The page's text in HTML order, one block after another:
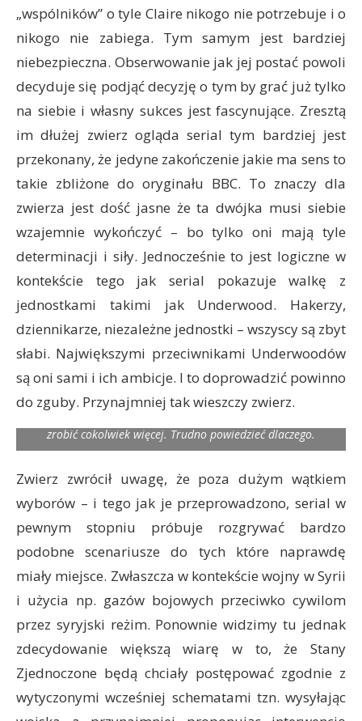
„wspólników” o tyle Claire nikogo nie potrzebuje i o
nikogo nie zabiega. Tym samym jest bardziej
niebezpieczna. Obserwowanie jak jej postać powoli
decyduje się podjąć decyzję o tym by grać już tylko
na siebie i własny sukces jest fascynujące. Zresztą
im dłużej zwierz ogląda serial tym bardziej jest
przekonany, że jedyne zakończenie jakie ma sens to
takie zbliżone do oryginału BBC. To znaczy dla
zwierza jest dość jasne że ta dwójka musi siebie
wzajemnie wykończyć – bo tylko oni mają tyle
determinacji i siły. Jednocześnie to jest logiczne w
kontekście tego jak serial pokazuje walkę z
jednostkami takimi jak Underwood. Hakerzy,
dziennikarze, niezależne jednostki – wszyscy są zbyt
słabi. Największymi przeciwnikami Underwoodów
są oni sami i ich ambicje. I to doprowadzić powinno
do zguby. Przynajmniej tak wieszczy zwierz.
W piątym sezonie znów pojawił się wątek seksualności Franka
Underwooda. Ale zwierz powie szczerze był zawiedziony bo
zrobić cokolwiek więcej. Trudno powiedzieć dlaczego.
Zwierz zwrócił uwagę, że poza dużym wątkiem
wyborów – i tego jak je przeprowadzono, serial w
pewnym stopniu próbuje rozgrywać bardzo
podobne scenariusze do tych które naprawdę
miały miejsce. Zwłaszcza w kontekście wojny w Syrii
i użycia np. gazów bojowych przeciwko cywilom
przez syryjski reżim. Ponownie widzimy tu jednak
zdecydowanie większą wiarę w to, że Stany
Zjednoczone będą chciały postępować zgodnie z
wytyczonymi wcześniej schematami tzn. wysyłając